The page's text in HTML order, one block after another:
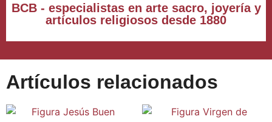
BCB - especialistas en arte sacro, joyería y
artículos religiosos desde 1880
Artículos relacionados